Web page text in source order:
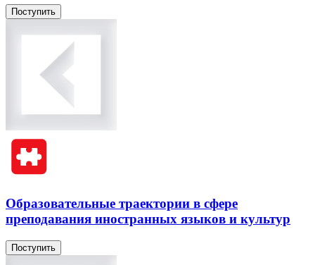
Поступить
Образовательные траектории в сфере
преподавания иностранных языков и культур
Поступить